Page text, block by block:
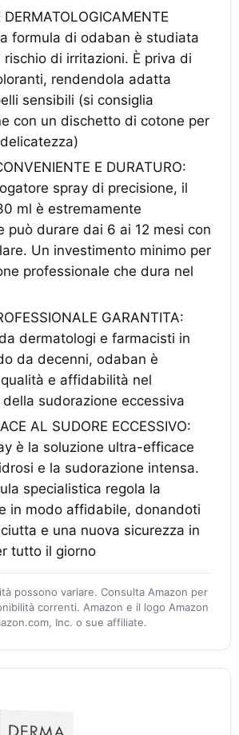
DERMATOLOGICAMENTE
formula di odaban è studiata
rischio di irritazioni. È priva di
rendendola adatta
sensibili (si consiglia
con un dischetto di cotone per
E DURATURO:
spray di precisione, il
ml è estremamente
può durare dai 6 ai 12 mesi con
Un investimento minimo per
professionale che dura nel
GARANTITA:
dermatologi e farmacisti in
da decenni, odaban è
e affidabilità nel
sudorazione eccessiva
AL SUDORE ECCESSIVO:
è la soluzione ultra-efficace
e la sudorazione intensa.
specialistica regola la
in modo affidabile, donandoti
e una nuova sicurezza in
tutto il giorno
possono variare. Consulta Amazon per
correnti. Amazon e il logo Amazon
Inc. o sue affiliate.